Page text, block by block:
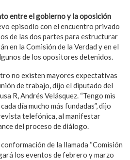
entre el gobierno y la oposición
episodio con el encuentro privado
de las dos partes para estructurar
en la Comisión de la Verdad y en el
de los opositores detenidos.
no existen mayores expectativas
de trabajo, dijo el diputado del
R, Andrés Velásquez. “Tengo mis
día mucho más fundadas”, dijo
telefónica, al manifestar
del proceso de diálogo.
de la llamada “Comisión
los eventos de febrero y marzo